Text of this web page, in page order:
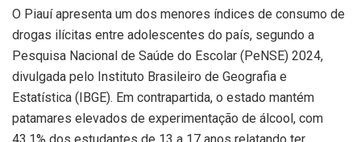
O Piauí apresenta um dos menores índices de consumo de
drogas ilícitas entre adolescentes do país, segundo a
Pesquisa Nacional de Saúde do Escolar (PeNSE) 2024,
divulgada pelo Instituto Brasileiro de Geografia e
Estatística (IBGE). Em contrapartida, o estado mantém
patamares elevados de experimentação de álcool, com